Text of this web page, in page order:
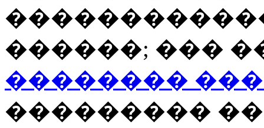
������; ���
��������
���������